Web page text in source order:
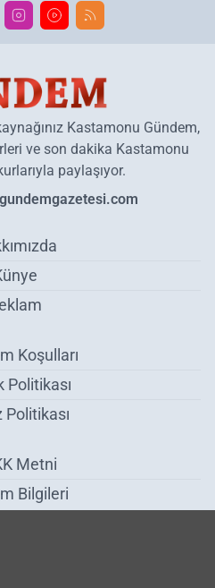
Kastamonu Gündem,
ve son dakika Kastamonu
paylaşıyor.
Koşulları
Politikası
Politikası
Metni
Bilgileri